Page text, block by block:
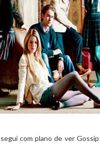
com plano de ver